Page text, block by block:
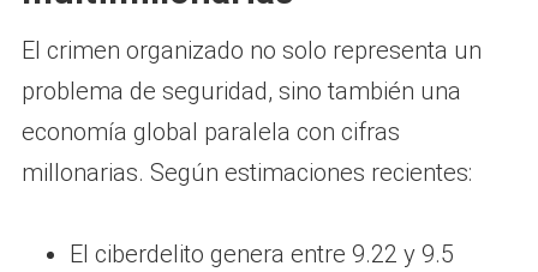
El crimen organizado no solo representa un
problema de seguridad, sino también una
economía global paralela con cifras
millonarias. Según estimaciones recientes:
El ciberdelito genera entre 9.22 y 9.5